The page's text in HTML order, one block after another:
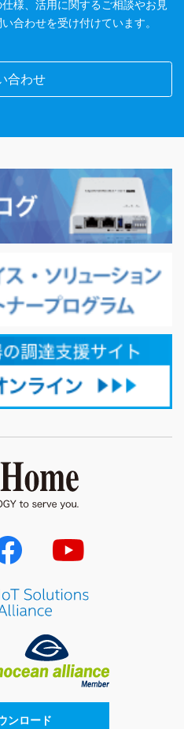
様、活用に関するご相談やお見
合わせを受け付けています。
合わせ
ンロード